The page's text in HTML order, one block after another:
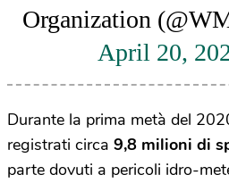
Organization
April 20,
Durante la prima metà del
registrati circa 9,8 milioni di
parte dovuti a pericoli idro-